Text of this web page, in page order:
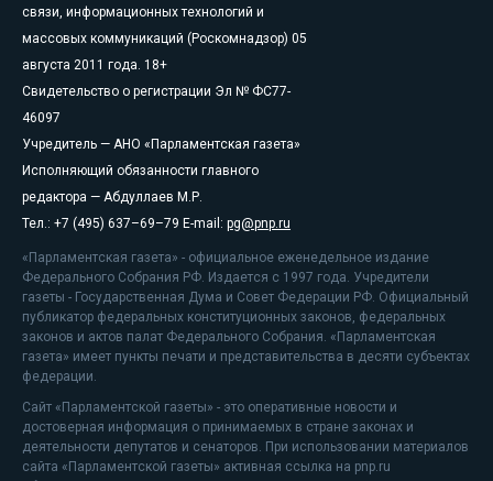
связи, информационных технологий и
массовых коммуникаций (Роскомнадзор) 05
августа 2011 года. 18+
Свидетельство о регистрации Эл № ФС77-
46097
Учредитель — АНО «Парламентская газета»
Исполняющий обязанности главного
редактора — Абдуллаев М.Р.
Тел.: +7 (495) 637–69–79 E-mail: pg@pnp.ru
«Парламентская газета» - официальное еженедельное издание
Федерального Собрания РФ. Издается с 1997 года. Учредители
газеты - Государственная Дума и Совет Федерации РФ. Официальный
публикатор федеральных конституционных законов, федеральных
законов и актов палат Федерального Собрания. «Парламентская
газета» имеет пункты печати и представительства в десяти субъектах
федерации.
Сайт «Парламентской газеты» - это оперативные новости и
достоверная информация о принимаемых в стране законах и
деятельности депутатов и сенаторов. При использовании материалов
сайта «Парламентской газеты» активная ссылка на pnp.ru